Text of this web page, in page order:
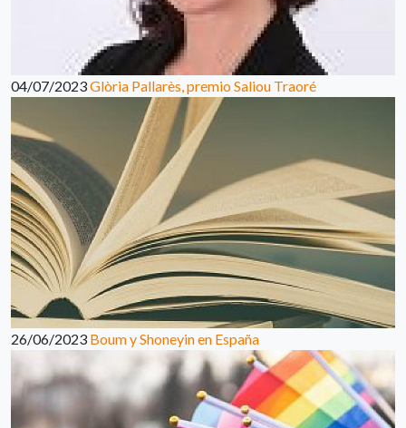
04/07/2023Glòria Pallarès, premio Saliou Traoré
26/06/2023 Boum y Shoneyin en España